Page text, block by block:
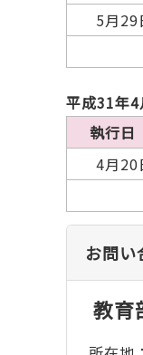
5月29
平成31年4
執行日
4月20
お問い
教